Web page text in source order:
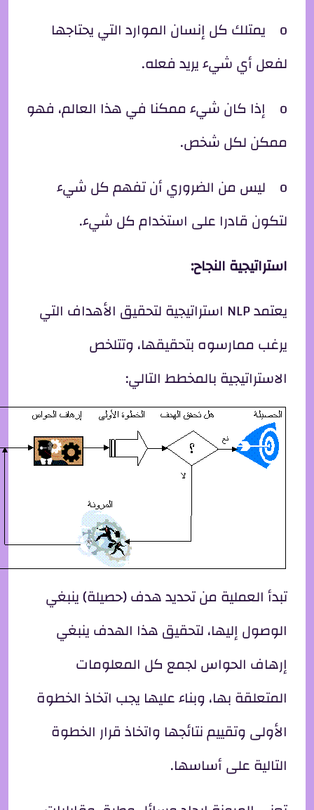
o يمتلك كل إنسان الموارد التي يحتاجها
لفعل أي شيء يريد فعله.
o إذا كان شيء ممكنا في هذا العالم، فهو
ممكن لكل شخص.
o ليس من الضروري أن تفهم كل شيء
لتكون قادرا على استخدام كل شيء.
استراتيجية النجاح:
يعتمد NLP استراتيجية لتحقيق الأهداف التي
يرغب ممارسوه بتحقيقها، وتتلخص
الاستراتيجية بالمخطط التالي:
تبدأ العملية من تحديد هدف (حصيلة) ينبغي
الوصول إليها، لتحقيق هذا الهدف ينبغي
إرهاف الحواس لجمع كل المعلومات
المتعلقة بها، وبناء عليها يجب اتخاذ الخطوة
الأولى وتقييم نتائجها واتخاذ قرار الخطوة
التالية على أساسها.